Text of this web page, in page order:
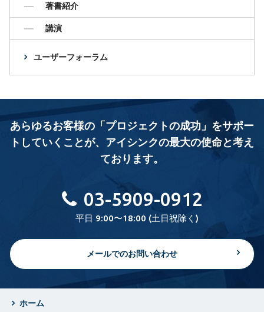
著書紹介
講演
ユーザーフォーラム
あらゆるお客様の「プロジェクトの成功」をサポー
トしていくことが、 アイシンクの最大の使命と考え
ております。
03-5909-0912
平日 9:00〜18:00 (土日祝除く)
メールでのお問い合わせ
ホーム